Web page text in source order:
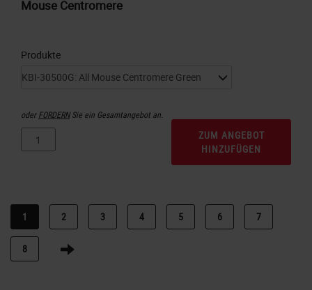
Mouse Centromere
Produkte
oderFORDERNSie ein Gesamtangebot an.
ZUM ANGEBOT
HINZUFÜGEN
1 2 3 4 5 6 7
8